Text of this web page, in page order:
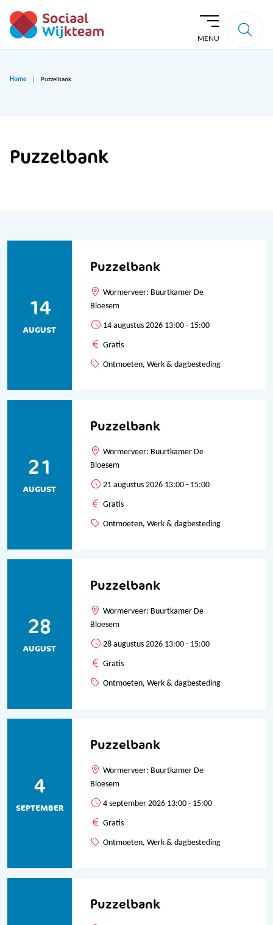
MENU
Home Puzzelbank
Puzzelbank
Puzzelbank
14
AUGUST
Wormerveer: Buurtkamer De
Bloesem
14 augustus 2026 13:00 - 15:00
Gratis
Ontmoeten, Werk & dagbesteding
Puzzelbank
21
AUGUST
Wormerveer: Buurtkamer De
Bloesem
21 augustus 2026 13:00 - 15:00
Gratis
Ontmoeten, Werk & dagbesteding
Puzzelbank
28
AUGUST
Wormerveer: Buurtkamer De
Bloesem
28 augustus 2026 13:00 - 15:00
Gratis
Ontmoeten, Werk & dagbesteding
Puzzelbank
4
SEPTEMBER
Wormerveer: Buurtkamer De
Bloesem
4 september 2026 13:00 - 15:00
Gratis
Ontmoeten, Werk & dagbesteding
Puzzelbank